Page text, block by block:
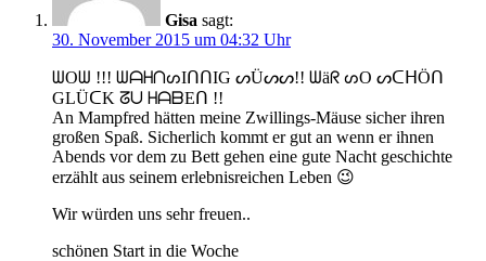
Gisa sagt:
30. November 2015 um 04:32 Uhr
ᗯOᗯ !!! ᗯᗩᕼᑎᔕIᑎᑎIG ᔕÜᔕᔕ!! ᗯäᖇ ᔕO ᔕᑕᕼÖᑎ
GLÜᑕK ᘔᑌ ᕼᗩᗷEᑎ !!
An Mampfred hätten meine Zwillings-Mäuse sicher ihren
großen Spaß. Sicherlich kommt er gut an wenn er ihnen
Abends vor dem zu Bett gehen eine gute Nacht geschichte
erzählt aus seinem erlebnisreichen Leben 😉
Wir würden uns sehr freuen..
schönen Start in die Woche